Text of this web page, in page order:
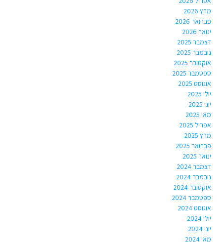
מרץ 2026
פברואר 2026
ינואר 2026
דצמבר 2025
נובמבר 2025
אוקטובר 2025
ספטמבר 2025
אוגוסט 2025
יולי 2025
יוני 2025
מאי 2025
אפריל 2025
מרץ 2025
פברואר 2025
ינואר 2025
דצמבר 2024
נובמבר 2024
אוקטובר 2024
ספטמבר 2024
אוגוסט 2024
יולי 2024
יוני 2024
מאי 2024